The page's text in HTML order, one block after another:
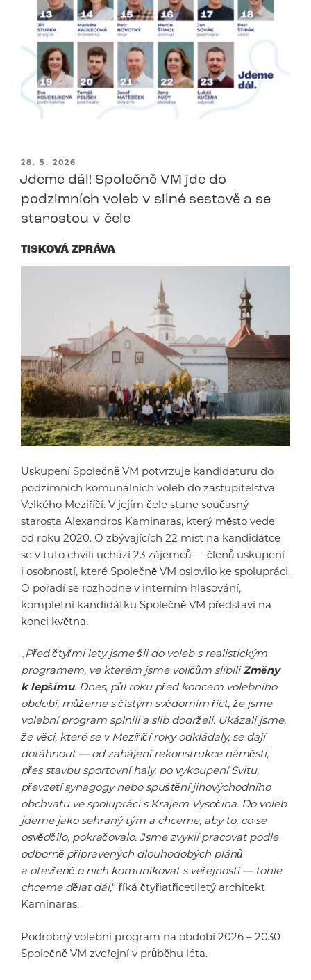
PUBLIKOVÁNO
28. 5. 2026
Jdeme dál! Společně VM jde do
podzimních voleb v silné sestavě a se
starostou v čele
TISKOVÁ ZPRÁVA
Uskupení Společně VM potvrzuje kandidaturu do
podzimních komunálních voleb do zastupitelstva
Velkého Meziříčí. V jejím čele stane současný
starosta Alexandros Kaminaras, který město vede
od roku 2020. O zbývajících 22 míst na kandidátce
se v tuto chvíli uchází 23 zájemců — členů uskupení
i osobností, které Společně VM oslovilo ke spolupráci.
O pořadí se rozhodne v interním hlasování,
kompletní kandidátku Společně VM představí na
konci května.
„Před čtyřmi lety jsme šli do voleb s realistickým
programem, ve kterém jsme voličům slíbiliZměny
k lepšímu. Dnes, půl roku před koncem volebního
období, můžeme s čistým svědomím říct, že jsme
volební program splnili a slib dodrželi. Ukázali jsme,
že věci, které se v Meziříčí roky odkládaly, se dají
dotáhnout — od zahájení rekonstrukce náměstí,
přes stavbu sportovní haly, po vykoupení Svitu,
převzetí synagogy nebo spuštění jihovýchodního
obchvatu ve spolupráci s Krajem Vysočina. Do voleb
jdeme jako sehraný tým a chceme, aby to, co se
osvědčilo, pokračovalo. Jsme zvyklí pracovat podle
odborně připravených dlouhodobých plánů
a otevřeně o nich komunikovat s veřejností — tohle
chceme dělat dál,“ říká čtyřiatřicetiletý architekt
Kaminaras.
Podrobný volební program na období 2026 – 2030
Společně VM zveřejní v průběhu léta.